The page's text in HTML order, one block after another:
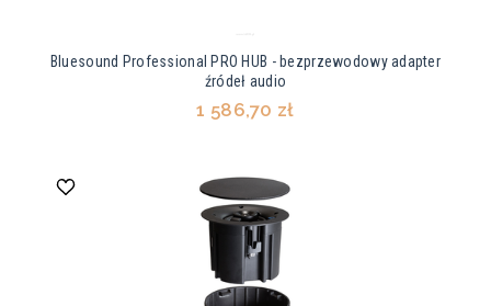
Bluesound Professional PRO HUB - bezprzewodowy adapter
źródeł audio
1 586,70 zł